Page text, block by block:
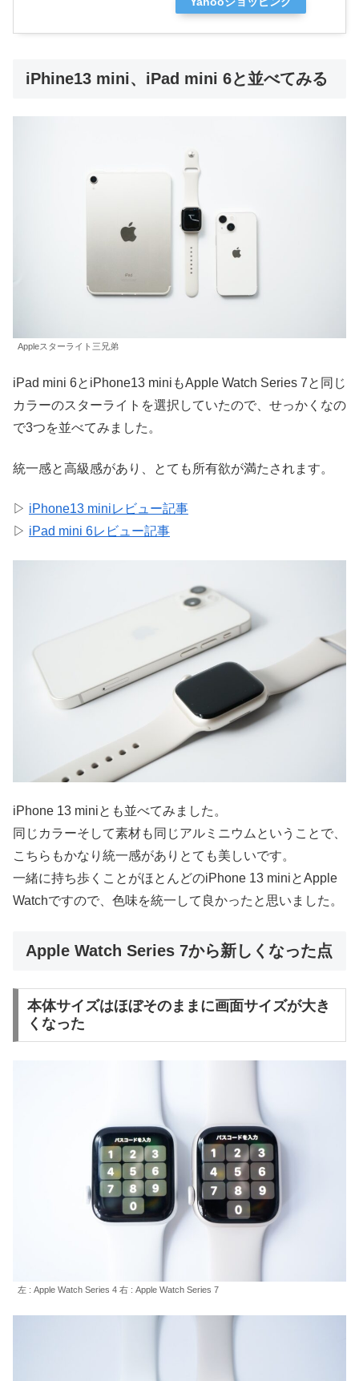
iPhine13 mini、iPad mini 6と並べてみる
Appleスターライト三兄弟
iPad mini 6とiPhone13 miniもApple Watch Series 7と同じ
カラーのスターライトを選択していたので、せっかくなの
で3つを並べてみました。
統一感と高級感があり、とても所有欲が満たされます。
▷ iPhone13 miniレビュー記事
▷ iPad mini 6レビュー記事
iPhone 13 miniとも並べてみました。
同じカラーそして素材も同じアルミニウムということで、
こちらもかなり統一感がありとても美しいです。
一緒に持ち歩くことがほとんどのiPhone 13 miniとApple
Watchですので、色味を統一して良かったと思いました。
Apple Watch Series 7から新しくなった点
本体サイズはほぼそのままに画面サイズが大き
くなった
左 : Apple Watch Series 4 右 : Apple Watch Series 7